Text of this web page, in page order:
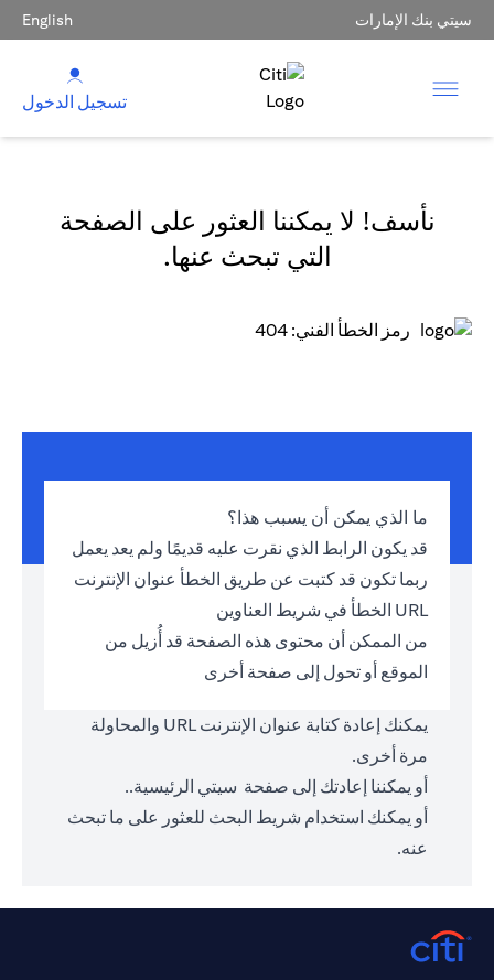
سيتي بنك الإمارات English
تسجيل الدخول
نأسف! لا يمكننا العثور على الصفحة
التي تبحث عنها.
رمز الخطأ الفني: 404
ما الذي يمكن أن يسبب هذا؟
قد يكون الرابط الذي نقرت عليه قديمًا ولم يعد يعمل
ربما تكون قد كتبت عن طريق الخطأ عنوان الإنترنت
URL الخطأ في شريط العناوين
من الممكن أن محتوى هذه الصفحة قد أُزيل من
الموقع أو تحول إلى صفحة أخرى
يمكنك إعادة كتابة عنوان الإنترنت URL والمحاولة
مرة أخرى.
أو يمكننا إعادتك إلى صفحة سيتي الرئيسية..
أو يمكنك استخدام شريط البحث للعثور على ما تبحث
عنه.